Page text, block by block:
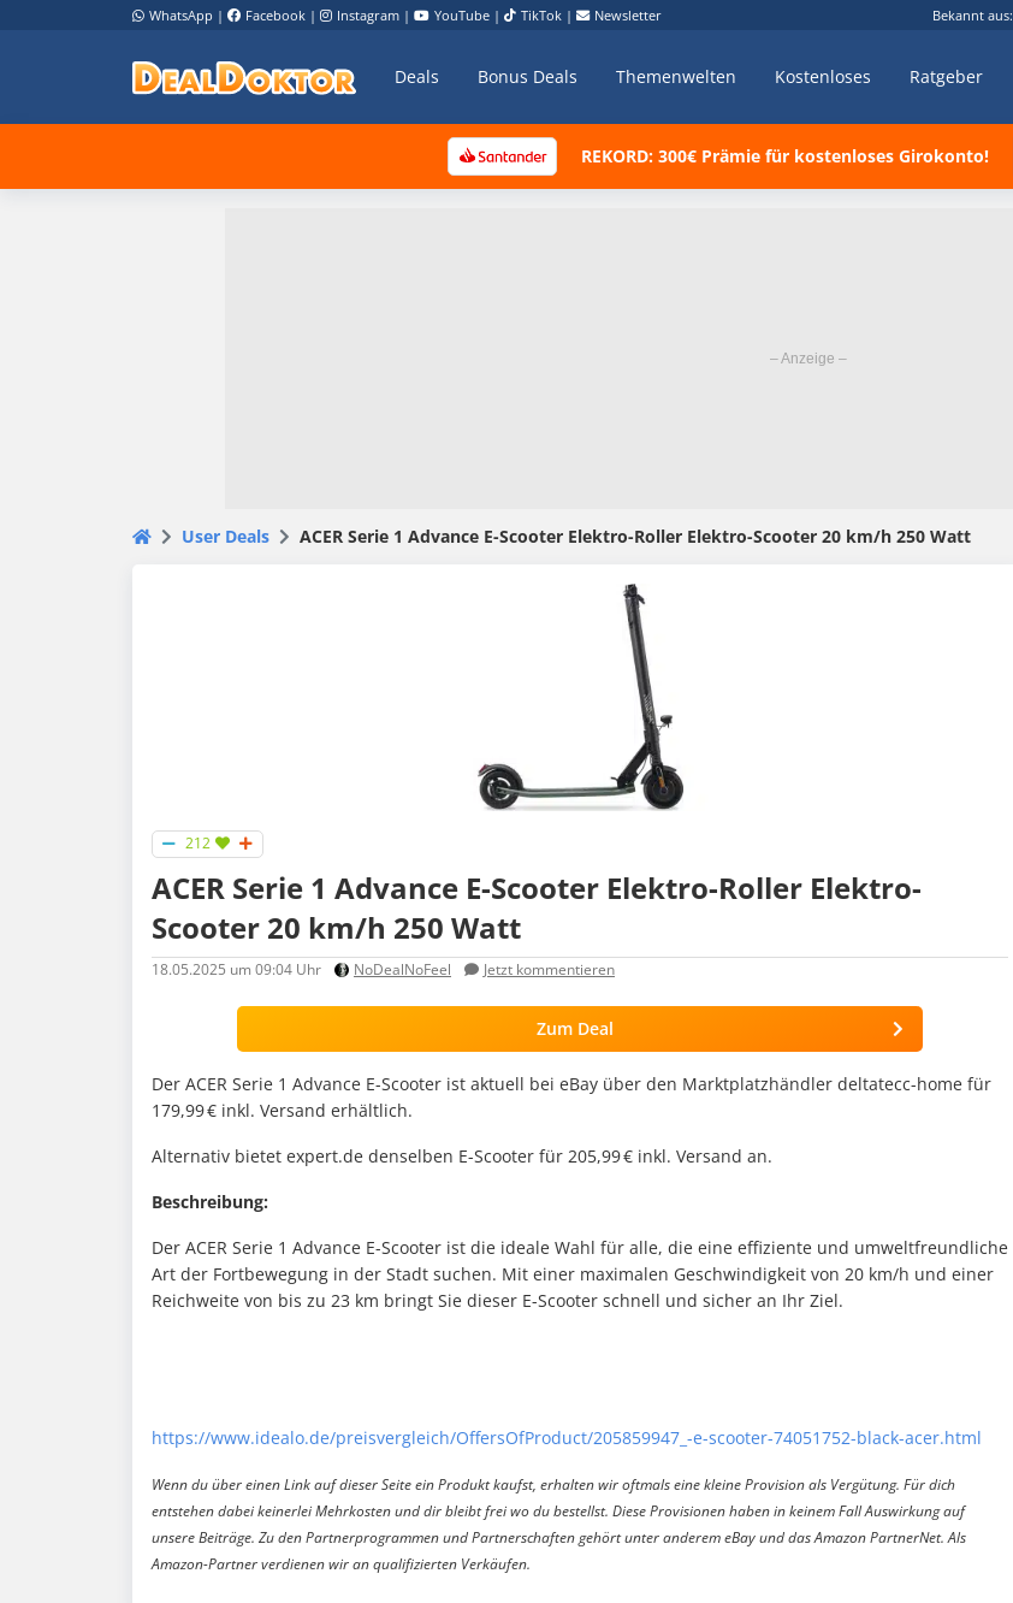
WhatsApp | Facebook | Instagram | YouTube | TikTok | Newsletter Bekannt aus:
Deals Bonus Deals Themenwelten Kostenloses Ratgeber
REKORD: 300€ Prämie für kostenloses Girokonto!
User Deals ACER Serie 1 Advance E-Scooter Elektro-Roller Elektro-Scooter 20 km/h 250 Watt
212
ACER Serie 1 Advance E-Scooter Elektro-Roller Elektro-
Scooter 20 km/h 250 Watt
18.05.2025 um 09:04 Uhr NoDealNoFeel Jetzt kommentieren
Zum Deal
Der ACER Serie 1 Advance E-Scooter ist aktuell bei eBay über den Marktplatzhändler deltatecc-home für
179,99 € inkl. Versand erhältlich.
Alternativ bietet expert.de denselben E-Scooter für 205,99 € inkl. Versand an.
Beschreibung:
Der ACER Serie 1 Advance E-Scooter ist die ideale Wahl für alle, die eine effiziente und umweltfreundliche
Art der Fortbewegung in der Stadt suchen. Mit einer maximalen Geschwindigkeit von 20 km/h und einer
Reichweite von bis zu 23 km bringt Sie dieser E-Scooter schnell und sicher an Ihr Ziel.
https://www.idealo.de/preisvergleich/OffersOfProduct/205859947_-e-scooter-74051752-black-acer.html
Wenn du über einen Link auf dieser Seite ein Produkt kaufst, erhalten wir oftmals eine kleine Provision als Vergütung. Für dich
entstehen dabei keinerlei Mehrkosten und dir bleibt frei wo du bestellst. Diese Provisionen haben in keinem Fall Auswirkung auf
unsere Beiträge. Zu den Partnerprogrammen und Partnerschaften gehört unter anderem eBay und das Amazon PartnerNet. Als
Amazon-Partner verdienen wir an qualifizierten Verkäufen.